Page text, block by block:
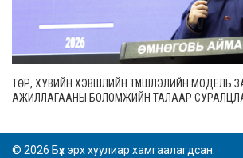
ТӨР, ХУВИЙН ХЭВШЛИЙН ТҮНШЛЭЛИЙН МОДЕЛЬ
АЖИЛЛАГААНЫ БОЛОМЖИЙН ТАЛААР
© 2026 Бүх эрх хуулиар хамгаалагдсан.